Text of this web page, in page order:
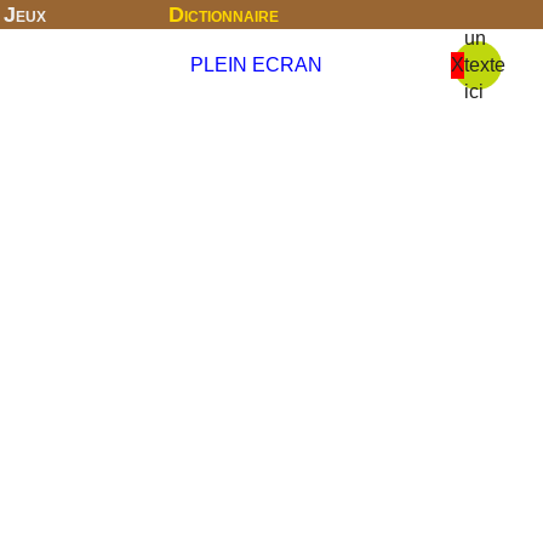
Jeux Dictionnaire
X
un
texte
ici
PLEIN ECRAN